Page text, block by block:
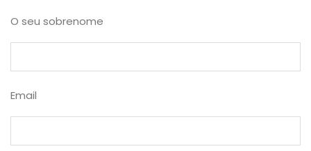
O seu sobrenome
Email